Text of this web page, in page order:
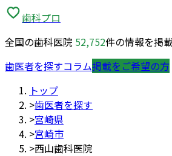
歯科プロ
全国の歯科医院 52,752件の情報を掲
歯医者を探すコラム掲載をご希望の方
トップ
>歯医者を探す
>宮崎県
>宮崎市
>西山歯科医院